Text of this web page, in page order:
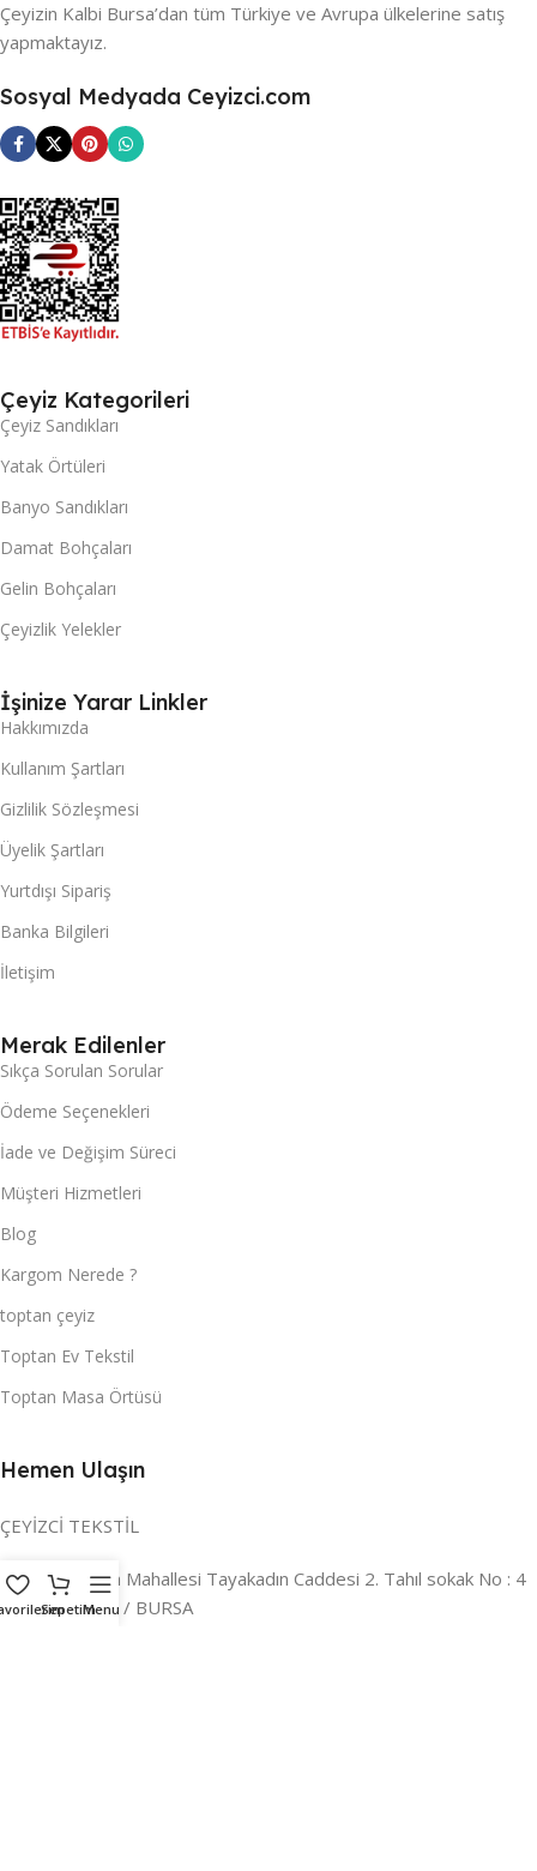
Çeyizin Kalbi Bursa’dan tüm Türkiye ve Avrupa ülkelerine satış
yapmaktayız.
Sosyal Medyada Ceyizci.com
Çeyiz Kategorileri
Çeyiz Sandıkları
Yatak Örtüleri
Banyo Sandıkları
Damat Bohçaları
Gelin Bohçaları
Çeyizlik Yelekler
İşinize Yarar Linkler
Hakkımızda
Kullanım Şartları
Gizlilik Sözleşmesi
Üyelik Şartları
Yurtdışı Sipariş
Banka Bilgileri
İletişim
Merak Edilenler
Sıkça Sorulan Sorular
Ödeme Seçenekleri
İade ve Değişim Süreci
Müşteri Hizmetleri
Blog
Kargom Nerede ?
toptan çeyiz
Toptan Ev Tekstil
Toptan Masa Örtüsü
Hemen Ulaşın
ÇEYİZCİ TEKSTİL
Adres:Reyhan Mahallesi Tayakadın Caddesi 2. Tahıl sokak No : 4
/ a Osmangazi / BURSA
SepetimMenu